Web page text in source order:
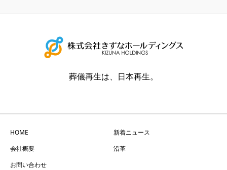
葬儀再生は、日本再生。
HOME
新着ニュース
会社概要
沿革
お問い合わせ